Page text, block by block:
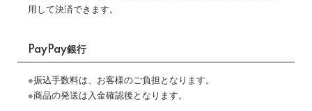
用して決済できます。
PayPay銀行
※振込手数料は、お客様のご負担となります。
※商品の発送は入金確認後となります。